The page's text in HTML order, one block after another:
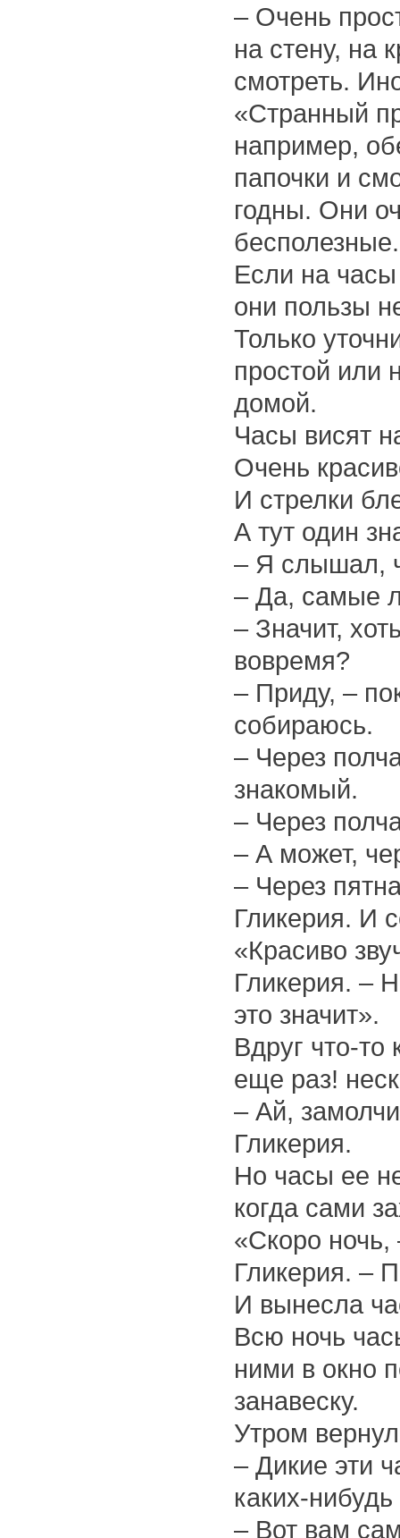
– Очень
на стену, на
смотреть.
«Странный
например,
папочки и
годны. Они
бесполезные.
Если на часы
они пользы
Только
простой или
домой.
Часы висят
Очень
И стрелки
А тут один
– Я слышал,
– Да, самые
– Значит,
вовремя?
– Приду, –
собираюсь.
– Через
знакомый.
– Через
– А может,
– Через
Гликерия. И
«Красиво
Гликерия. –
это значит».
Вдруг что-то
еще раз!
– Ай,
Гликерия.
Но часы ее
когда сами
«Скоро ночь,
Гликерия. –
И вынесла
Всю ночь
ними в окно
занавеску.
Утром
– Дикие эти
каких-
– Вот вам